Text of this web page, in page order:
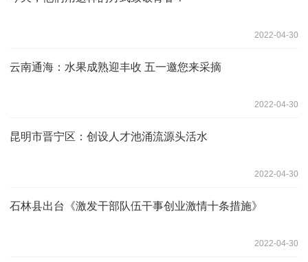
2022-04-30
云南通海：水果成熟迎丰收 五一邀您来采摘
2022-04-30
昆明市晋宁区：创设人才池涌流源头活水
2022-04-30
石林县出台《激发干部队伍干事创业激情十条措施》
2022-04-30